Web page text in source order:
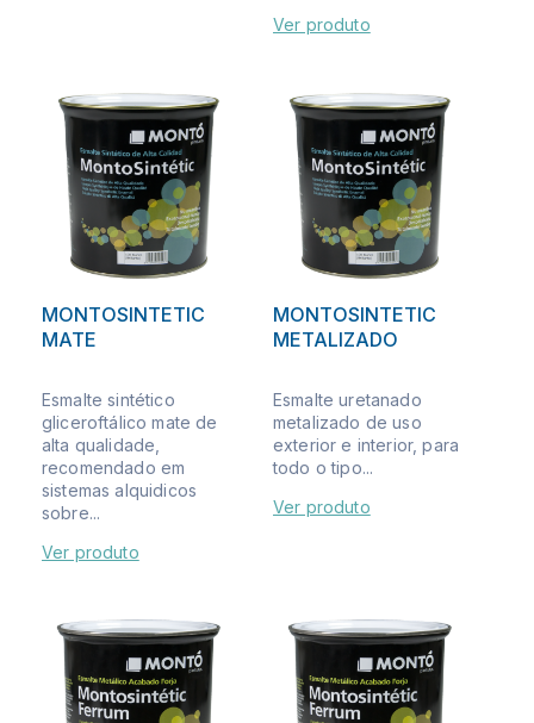
Ver produto
MONTOSINTETIC
MATE
Esmalte sintético
gliceroftálico mate de
alta qualidade,
recomendado em
sistemas alquidicos
sobre...
Ver produto
MONTOSINTETIC
METALIZADO
Esmalte uretanado
metalizado de uso
exterior e interior, para
todo o tipo...
Ver produto